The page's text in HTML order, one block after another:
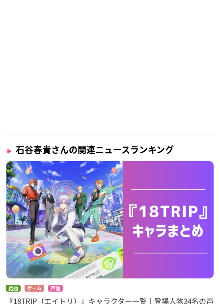
石谷春貴さんの関連ニュースランキング
話題 ゲーム 声優
『18TRIP（エイトリ）』キャラクター一覧｜登場人物34名の声